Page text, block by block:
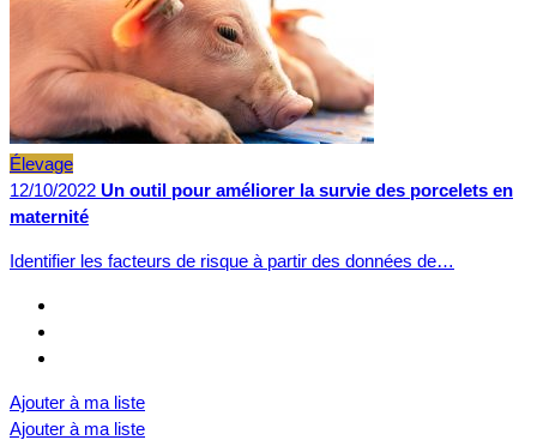
Élevage
12/10/2022 Un outil pour améliorer la survie des porcelets en
maternité
Identifier les facteurs de risque à partir des données de…
Ajouter à ma liste
Ajouter à ma liste